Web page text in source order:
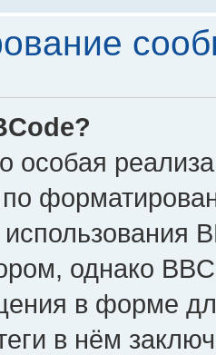
особая
однако
в форме
в нём